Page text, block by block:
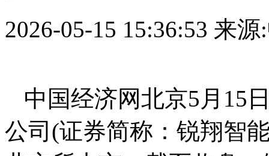
2026-05-15 15:36:53 来源
中国经济网北京5月15
公司(证券简称：锐翔智